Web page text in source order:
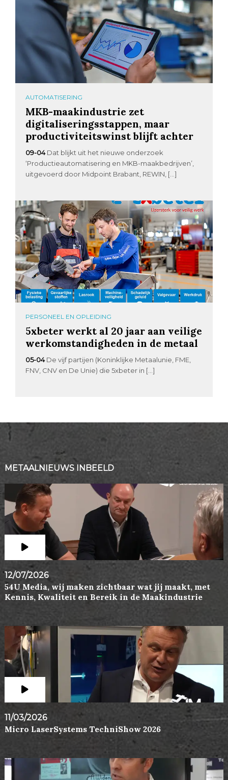
AUTOMATISERING
MKB-maakindustrie zet
digitaliseringsstappen, maar
productiviteitswinst blijft achter
09-04 Dat blijkt uit het nieuwe onderzoek
‘Productieautomatisering en MKB-maakbedrijven’,
uitgevoerd door Midpoint Brabant, REWIN, […]
PERSONEEL EN OPLEIDING
5xbeter werkt al 20 jaar aan veilige
werkomstandigheden in de metaal
05-04 De vijf partijen (Koninklijke Metaalunie, FME,
FNV, CNV en De Unie) die 5xbeter in […]
METAALNIEUWS INBEELD
12/07/2026
54U Media, wij maken zichtbaar wat jij maakt, met
Kennis, Kwaliteit en Bereik in de Maakindustrie
11/03/2026
Micro LaserSystems TechniShow 2026